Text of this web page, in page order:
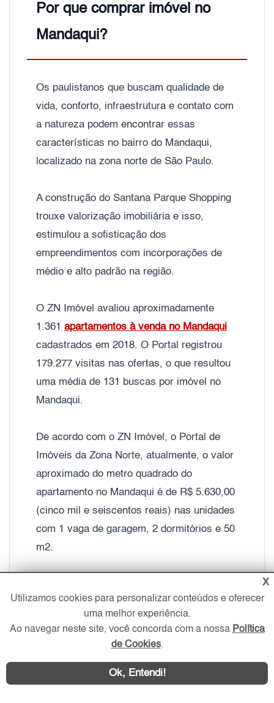
Por que comprar imóvel no
Mandaqui?
Os paulistanos que buscam qualidade de
vida, conforto, infraestrutura e contato com
a natureza podem encontrar essas
características no bairro do Mandaqui,
localizado na zona norte de São Paulo.
A construção do Santana Parque Shopping
trouxe valorização imobiliária e isso,
estimulou a sofisticação dos
empreendimentos com incorporações de
médio e alto padrão na região.
O ZN Imóvel avaliou aproximadamente
1.361 apartamentos à venda no Mandaqui
cadastrados em 2018. O Portal registrou
179.277 visitas nas ofertas, o que resultou
uma média de 131 buscas por imóvel no
Mandaqui.
De acordo com o ZN Imóvel, o Portal de
Imóveis da Zona Norte, atualmente, o valor
aproximado do metro quadrado do
apartamento no Mandaqui é de R$ 5.630,00
(cinco mil e seiscentos reais) nas unidades
com 1 vaga de garagem, 2 dormitórios e 50
m2.
dormitórios e duas vagas de garagem, o
valor do metro quadrado gira em torno de
R$ 6.600,00 (seis mil e seiscentos reais).
casas à venda no Mandaqui
X
Utilizamos cookies para personalizar conteúdos e oferecer
uma melhor experiência.
Ao navegar neste site, você concorda com a nossa Política
de Cookies.
Ok, Entendi!